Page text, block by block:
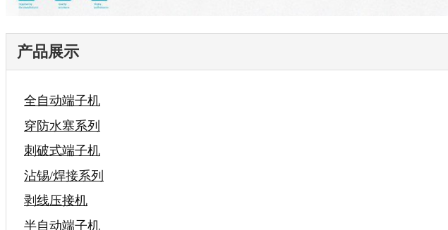
产品展示
全自动端子机
穿防水塞系列
刺破式端子机
沾锡/焊接系列
剥线压接机
半自动端子机